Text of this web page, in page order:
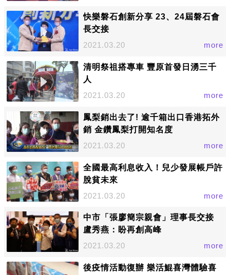
快樂磐石創新分享 23、24屆磐石會
長交接
2021.03.20
more
清明祭祖搭專車 豐原首發日湧三千
人
2021.03.20
more
鳳梨銷出去了! 逾千箱出口香港拓外
銷 金鑽鳳梨打開知名度
2021.03.20
more
全國最高利息收入！兒少發展帳戶許
脫貧未來
2021.03.20
more
中市「張廖簡宗親會」理事長交接
盧秀燕：盼再創高峰
2021.03.20
more
後疫情活動復辦 樂活鯤喜灣體驗喜